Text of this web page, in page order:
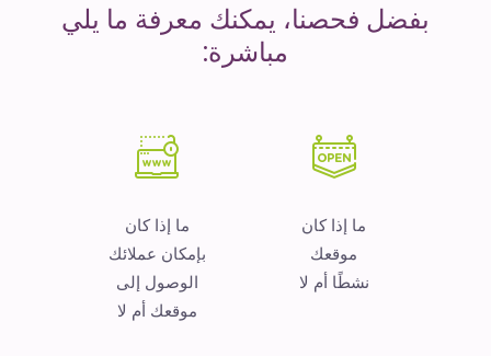
بفضل فحصنا، يمكنك معرفة ما يلي
مباشرة:
ما إذا كان
موقعك
نشطًا أم لا
ما إذا كان
بإمكان عملائك
الوصول إلى
موقعك أم لا